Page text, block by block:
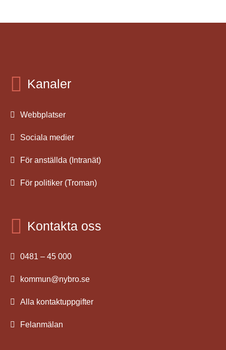
Kanaler
Webbplatser
Sociala medier
För anställda (Intranät)
För politiker (Troman)
Kontakta oss
0481 – 45 000
kommun@nybro.se
Alla kontaktuppgifter
Felanmälan